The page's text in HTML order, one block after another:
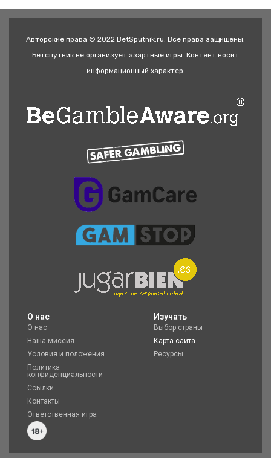
Авторские права © 2022 BetSputnik.ru. Все права защищены.
Бетспутник не организует азартные игры. Контент носит
информационный характер.
O нас
О нас
Наша миссия
Условия и положения
Политика
конфиденциальности
Ссылки
Контакты
Ответственная игра
Изучать
Выбор страны
Карта сайта
Ресурсы